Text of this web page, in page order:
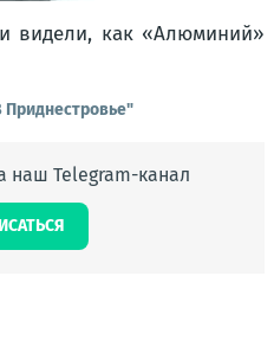
видели, как «Алюминий»
наш Telegram-канал